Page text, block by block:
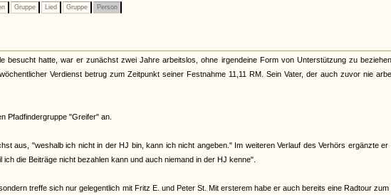
Gruppe Lied Gruppe Person
besucht hatte, war er zunächst zwei Jahre arbeitslos, ohne irgendeine Form von Unterstützung zu
Verdienst betrug zum Zeitpunkt seiner Festnahme 11,11 RM. Sein Vater, der auch zuvor nie
Pfadfindergruppe "Greifer" an.
aus, "weshalb ich nicht in der HJ bin, kann ich nicht angeben." Im weiteren Verlauf des Verhörs ergänzte er
die Beiträge nicht bezahlen kann und auch niemand in der HJ kenne".
treffe sich nur gelegentlich mit Fritz E. und Peter St. Mit ersterem habe er auch bereits eine Radtour zum